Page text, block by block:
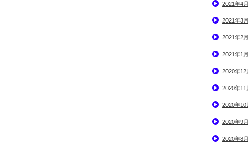
2021年4月
2021年3月
2021年2月
2021年1月
2020年12
2020年11
2020年10
2020年9月
2020年8月